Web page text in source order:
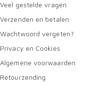
Veel gestelde vragen
Verzenden en betalen
Wachtwoord vergeten?
Privacy en Cookies
Algemene voorwaarden
Retourzending